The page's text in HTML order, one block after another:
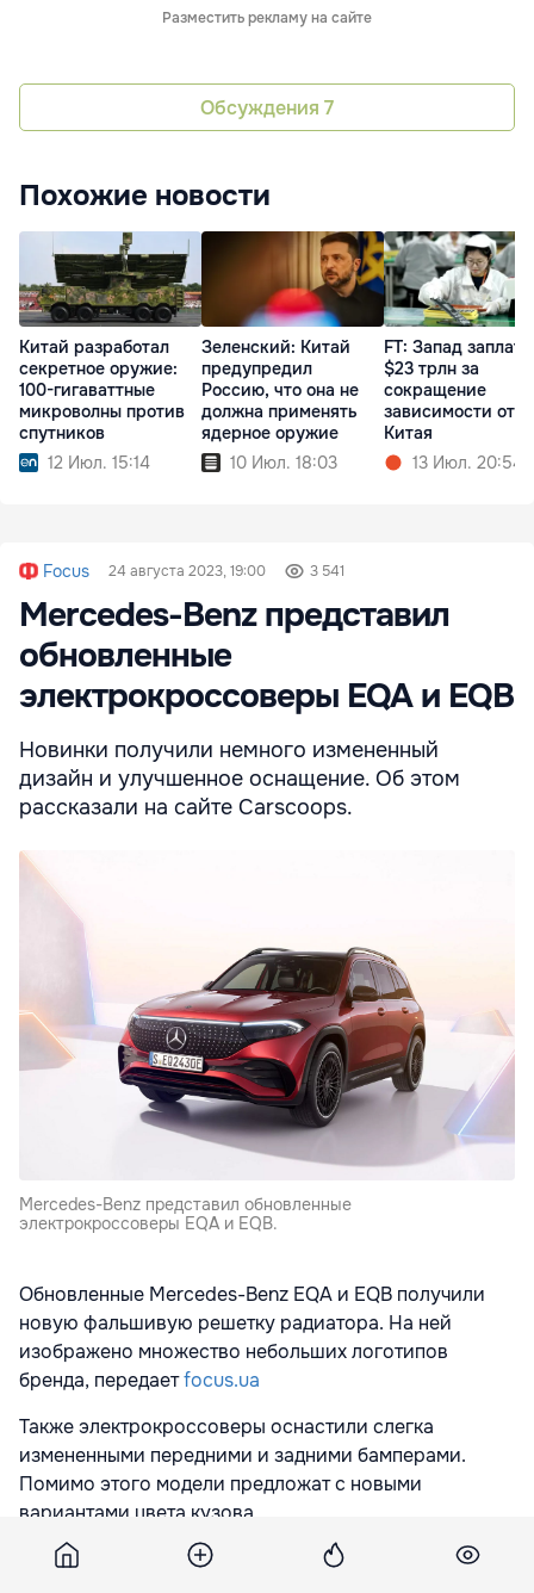
Разместить рекламу на сайте
Обсуждения 7
Похожие новости
Китай разработал
секретное оружие:
100-гигаваттные
микроволны против
спутников
12 Июл. 15:14
Зеленский: Китай
предупредил
Россию, что она не
должна применять
ядерное оружие
10 Июл. 18:03
FT: Запад
$23 трлн за
сокращение
зависимости от
Китая
13 Июл. 20:54
Focus 24 августа 2023, 19:00 3 541
Mercedes-Benz представил
обновленные
электрокроссоверы EQA и EQB
Новинки получили немного измененный
дизайн и улучшенное оснащение. Об этом
рассказали на сайте Carscoops.
Mercedes-Benz представил обновленные
электрокроссоверы EQA и EQB.
Обновленные Mercedes-Benz EQA и EQB получили
новую фальшивую решетку радиатора. На ней
изображено множество небольших логотипов
бренда, передаетfocus.ua
Также электрокроссоверы оснастили слегка
измененными передними и задними бамперами.
Помимо этого модели предложат с новыми
вариантами цвета кузова.
Информационно-развлекательная система